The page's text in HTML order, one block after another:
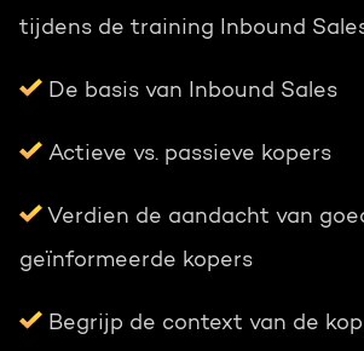
tijdens de training Inbound
De basis van Inbound Sales
Actieve vs. passieve kopers
Verdien de aandacht van
geïnformeerde kopers
Begrijp de context van de